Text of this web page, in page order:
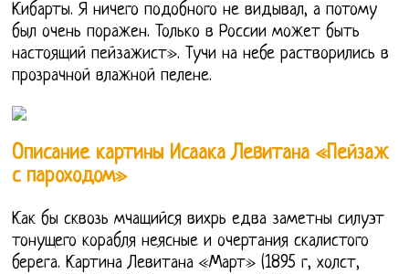
Кибарты. Я ничего подобного не видывал, а потому
был очень поражен. Только в России может быть
настоящий пейзажист». Тучи на небе растворились в
прозрачной влажной пелене.
Описание картины Исаака Левитана «Пейзаж
с пароходом»
Как бы сквозь мчащийся вихрь едва заметны силуэт
тонущего корабля неясные и очертания скалистого
берега. Картина Левитана «Март» (1895 г, холст,